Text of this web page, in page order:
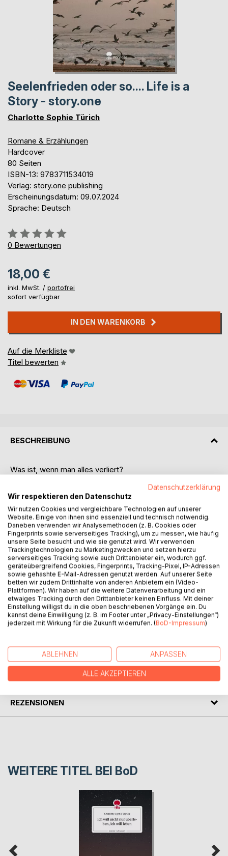
Seelenfrieden oder so.... Life is a
Story - story.one
Charlotte Sophie Türich
Romane & Erzählungen
Hardcover
80 Seiten
ISBN-13: 9783711534019
Verlag: story.one publishing
Erscheinungsdatum: 09.07.2024
Sprache: Deutsch
Bewertung::
0%
0 Bewertungen
18,00 €
inkl. MwSt. / portofrei
sofort verfügbar
IN DEN WARENKORB
Auf die Merkliste
Titel bewerten
BESCHREIBUNG
Was ist, wenn man alles verliert?
wenn man alles verloren hätte, dann könnte man nicht
neuanfangen, so wie Teddy Clark. Teddy, eine junge Frau,
die scheinbar alles verloren hat und trotzdem
weitermachen kann. Sie hat den Mut für einen Neuanfang in
einer fremden Stadt und lernt dort den verbitterten und
zurückgezogenen Eigentümer eines Buchladens Eric
Morgan kennen. Eric, der keinen Sinn im Leben mehr sieht,
nachdem er alles verloren hat und seine gesamte Welt
zusammengebrochen ist. Was wäre, wenn diese zwei
Seelen zusammenfinden und Teddy erkennen würde, dass
sie nicht alles verloren, sondern etwas gewonnen hat und
Eric wieder einen Sinn in seinem Leben erkennt. Was wäre,
wenn das alles kein Zufall sein würde? Was wäre dann?
AUTOR/IN
REZENSIONEN
WEITERE TITEL BEI BoD
Datenschutzerklärung
Wir respektieren den Datenschutz
Wir nutzen Cookies und vergleichbare Technologien auf unserer
Website. Einige von ihnen sind essenziell und technisch notwendig.
Daneben verwenden wir Analysemethoden (z. B. Cookies oder
Fingerprints sowie serverseitiges Tracking), um zu messen, wie häufig
unsere Seite besucht und wie sie genutzt wird. Wir verwenden
Trackingtechnologien zu Marketingzwecken und setzen hierzu
serverseitiges Tracking sowie auch Drittanbieter ein, wodurch ggf.
geräteübergreifend Cookies, Fingerprints, Tracking-Pixel, IP-Adressen
sowie gehashte E-Mail-Adressen genutzt werden. Auf unserer Seite
betten wir zudem Drittinhalte von anderen Anbietern ein (Video-
Plattformen). Wir haben auf die weitere Datenverarbeitung und ein
etwaiges Tracking durch den Drittanbieter keinen Einfluss. Mit deiner
Einstellung willigst du in die oben beschriebenen Vorgänge ein. Du
kannst deine Einwilligung (z. B. im Footer unter „Privacy-Einstellungen“)
jederzeit mit Wirkung für die Zukunft widerrufen. (BoD-Impressum)
ABLEHNEN ANPASSEN
ALLE AKZEPTIEREN